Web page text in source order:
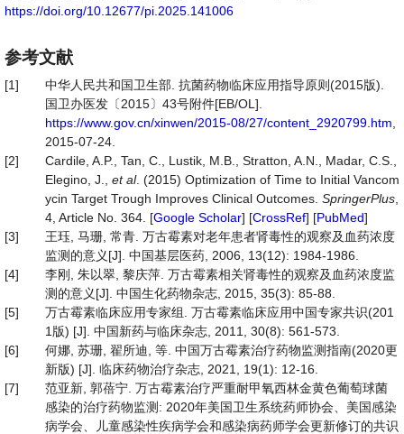
https://doi.org/10.12677/pi.2025.141006
参考文献
[1]
中华人民共和国卫生部. 抗菌药物临床应用指导原则(2015版).
国卫办医发〔2015〕43号附件[EB/OL].
https://www.gov.cn/xinwen/2015-08/27/content_2920799.htm
2015-07-24.
[2]
Cardile, A.P., Tan, C., Lustik, M.B., Stratton, A.N., Madar, C.S.,
Elegino, J., et al. (2015) Optimization of Time to Initial Vancom
ycin Target Trough Improves Clinical Outcomes. SpringerPlus
4, Article No. 364. [Google Scholar] [CrossRef] [PubMed]
[3]
王珏, 马珊, 常青. 万古霉素对老年患者肾毒性的观察及血药浓度
监测的意义[J]. 中国基层医药, 2006, 13(12): 1984-1986.
[4]
李刚, 朱以翠, 黎庆萍. 万古霉素相关肾毒性的观察及血药浓度监
测的意义[J]. 中国生化药物杂志, 2015, 35(3): 85-88.
[5]
万古霉素临床应用专家组. 万古霉素临床应用中国专家共识(201
1版) [J]. 中国新药与临床杂志, 2011, 30(8): 561-573.
[6]
何娜, 苏珊, 翟所迪, 等. 中国万古霉素治疗药物监测指南(2020更
新版) [J]. 临床药物治疗杂志, 2021, 19(1): 12-16.
[7]
范亚新, 郭蓓宁. 万古霉素治疗严重耐甲氧西林金黄色葡萄球菌
感染的治疗药物监测: 2020年美国卫生系统药师协会、美国感染
病学会、儿童感染性疾病学会和感染病药师学会更新修订的共识